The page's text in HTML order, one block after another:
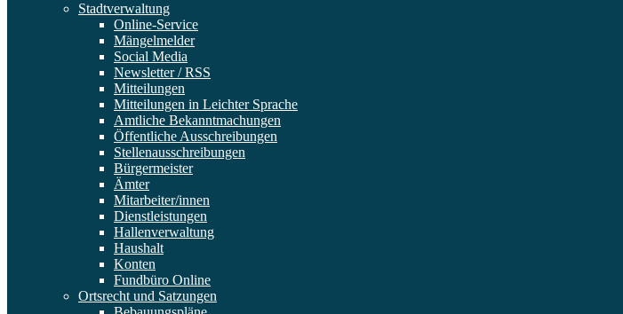
Stadtverwaltung
Online-Service
Mängelmelder
Social Media
Newsletter / RSS
Mitteilungen
Mitteilungen in Leichter Sprache
Amtliche Bekanntmachungen
Öffentliche Ausschreibungen
Stellenausschreibungen
Bürgermeister
Ämter
Mitarbeiter/innen
Dienstleistungen
Hallenverwaltung
Haushalt
Konten
Fundbüro Online
Ortsrecht und Satzungen